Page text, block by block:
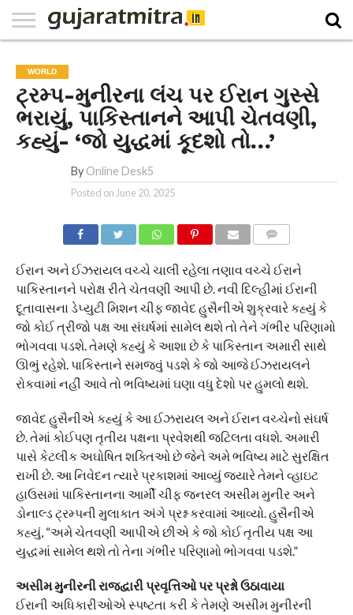
PAPER
NATIONAL
WORLD
BUSINESS
SPORTS
GUJARAT
OPINION
MORE
WORLD
ટ્રમ્પ-મુનીરના લંચ પર ઈરાન ગુસ્સે
ભરાયું, પાકિસ્તાનને આપી ચેતવણી,
કહ્યું- ‘જો યુદ્ધમાં કૂદશો તો…’
By Online Desk5
Posted on June 20, 2025
ઈરાન અને ઈઝરાયલ વચ્ચે ચાલી રહેલા તણાવ વચ્ચે ઈરાને
પાકિસ્તાનને પરોક્ષ રીતે ચેતવણી આપી છે. નવી દિલ્હીમાં ઈરાની
દૂતાવાસના ડેપ્યુટી મિશન ચીફ જાવેદ હુસૈનીએ શુક્રવારે કહ્યું કે
જો કોઈ ત્રીજો પક્ષ આ સંઘર્ષમાં સામેલ થશે તો તેને ગંભીર પરિણામો
ભોગવવા પડશે. તેમણે કહ્યું કે આશા છે કે પાકિસ્તાન અમારી સાથે
ઊભું રહેશે. પાકિસ્તાને સમજવું પડશે કે જો આજે ઈઝરાયલને
રોકવામાં નહીં આવે તો ભવિષ્યમાં ઘણા વધુ દેશો પર હુમલો થશે.
જાવેદ હુસૈનીએ કહ્યું કે આ ઈઝરાયલ અને ઈરાન વચ્ચેનો સંઘર્ષ
છે. તેમાં કોઈપણ તૃતીય પક્ષના પ્રવેશથી જટિલતા વધશે. અમારી
પાસે કેટલીક અઘોષિત શક્તિઓ છે જેને અમે ભવિષ્ય માટે સુરક્ષિત
રાખી છે. આ નિવેદન ત્યારે પ્રકાશમાં આવ્યું જ્યારે તેમને વ્હાઇટ
હાઉસમાં પાકિસ્તાનના આર્મી ચીફ જનરલ અસીમ મુનીર અને
ડોનાલ્ડ ટ્રમ્પની મુલાકાત અંગે પ્રશ્ન કરવામાં આવ્યો. હુસૈનીએ
કહ્યું, “અમે ચેતવણી આપીએ છીએ કે જો કોઈ તૃતીય પક્ષ આ
યુદ્ધમાં સામેલ થશે તો તેના ગંભીર પરિણામો ભોગવવા પડશે.”
અસીમ મુનીરની રાજદ્વારી પ્રવૃત્તિઓ પર પ્રશ્નો ઉઠાવાયા
ઈરાની અધિકારીઓએ સ્પષ્ટતા કરી કે તેમણે અસીમ મુનીરની